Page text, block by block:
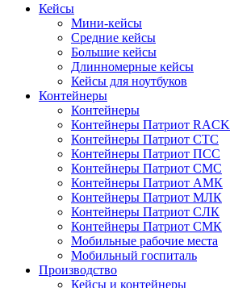
Кейсы
Мини-кейсы
Средние кейсы
Большие кейсы
Длинномерные кейсы
Кейсы для ноутбуков
Контейнеры
Контейнеры
Контейнеры Патриот RACK
Контейнеры Патриот СТС
Контейнеры Патриот ПСС
Контейнеры Патриот СМС
Контейнеры Патриот АМК
Контейнеры Патриот МЛК
Контейнеры Патриот СЛК
Контейнеры Патриот СМК
Мобильные рабочие места
Мобильный госпиталь
Производство
Кейсы и контейнеры